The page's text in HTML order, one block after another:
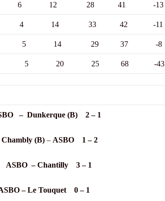
26 8 6 12 28 41 -13
26 8 4 14 33 42 -11
26 7 5 14 29 37 -8
1 5 20 25 68 -43
– Dunkerque (B) 2 – 1
Chambly (B) – ASBO 1 – 2
ASBO – Chantilly 3 – 1
– Le Touquet 0 – 1